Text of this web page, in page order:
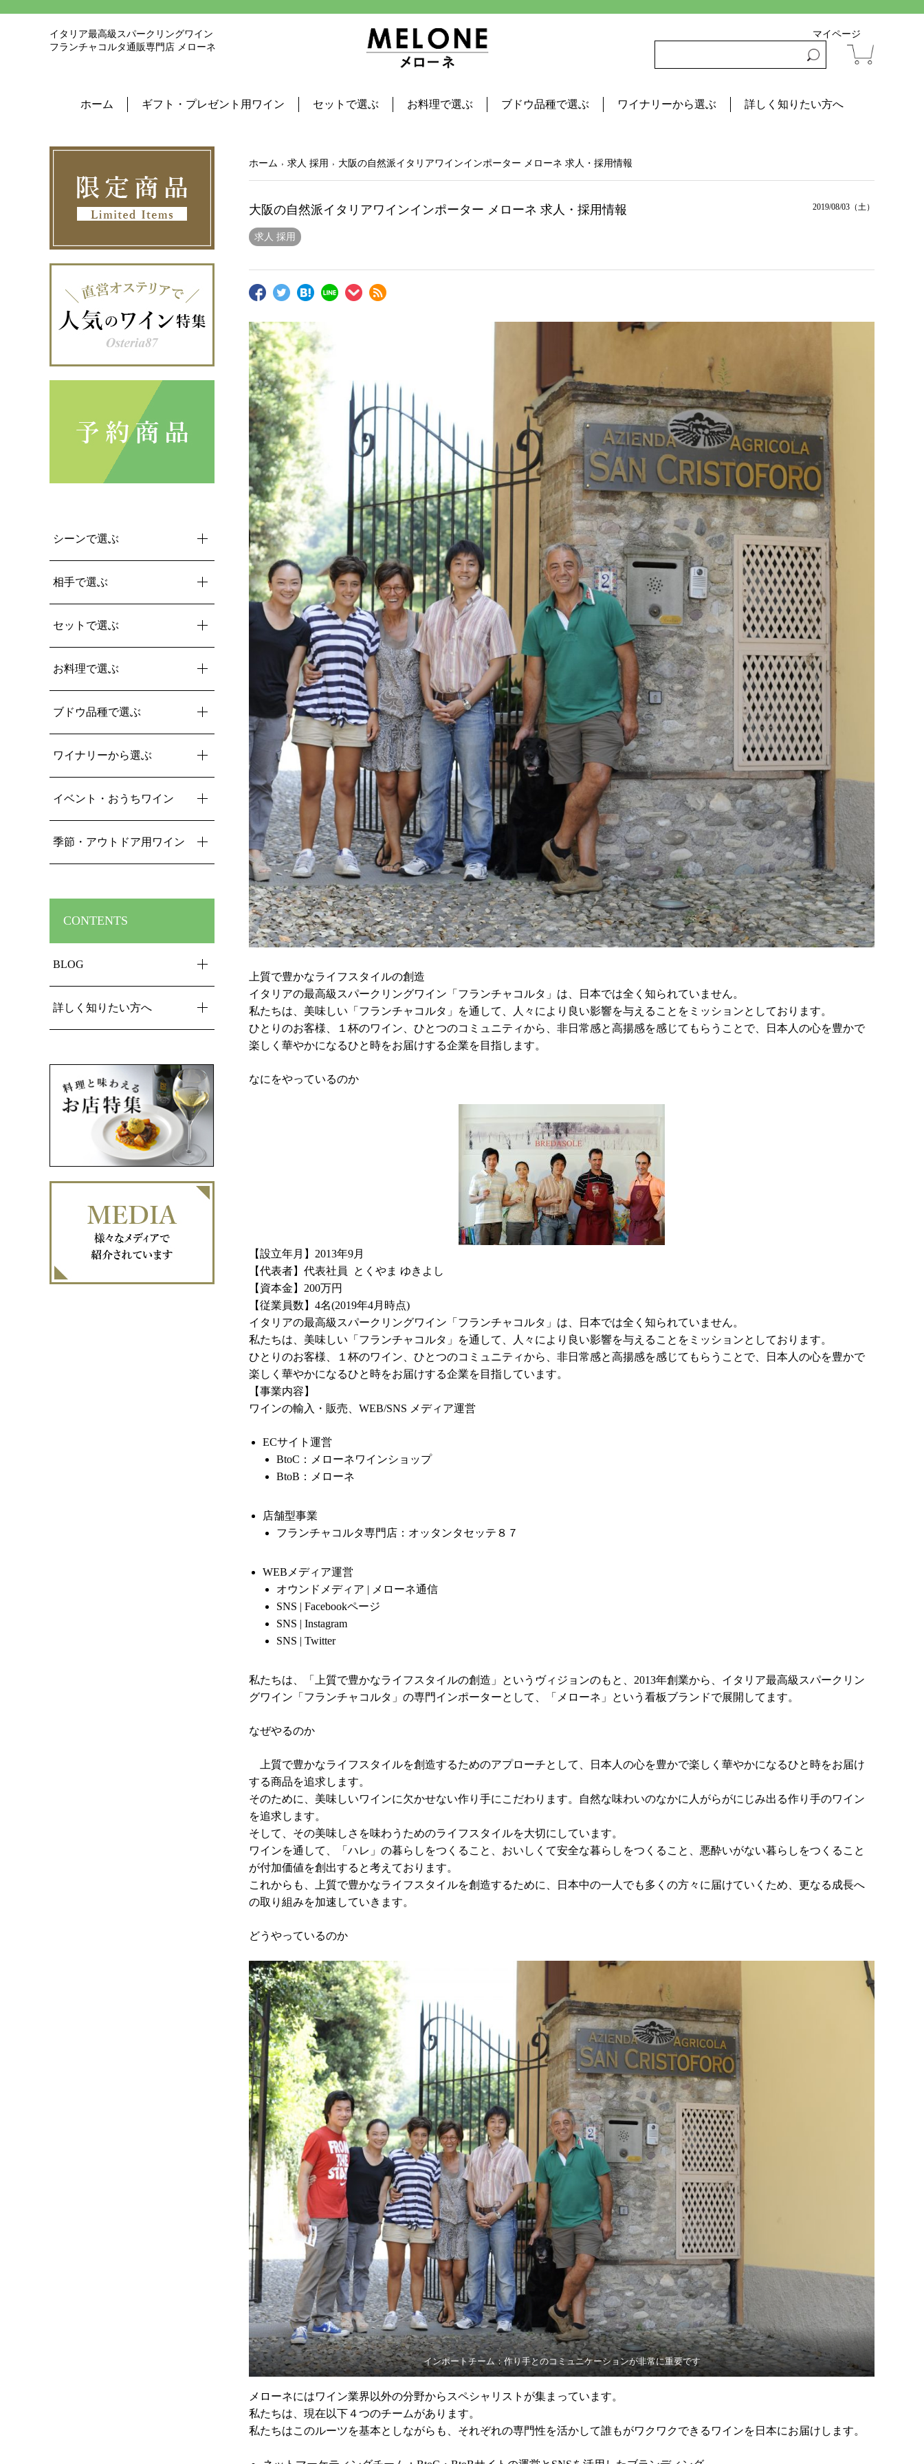
イタリア最高級スパークリングワイン
フランチャコルタ通販専門店 メローネ
マイページ
ホーム ギフト・プレゼント用ワイン セットで選ぶ お料理で選ぶ ブドウ品種で選ぶ ワイナリーから選ぶ 詳しく知りたい方へ
ホーム 求人 採用 大阪の自然派イタリアワインインポーター メローネ 求人・採用情報
大阪の自然派イタリアワインインポーター メローネ 求人・採用情報 2019/08/03（土）
求人 採用
上質で豊かなライフスタイルの創造
イタリアの最高級スパークリングワイン「フランチャコルタ」は、日本では全く知られていません。
私たちは、美味しい「フランチャコルタ」を通して、人々により良い影響を与えることをミッションとしております。
ひとりのお客様、１杯のワイン、ひとつのコミュニティから、非日常感と高揚感を感じてもらうことで、日本人の心を豊かで
楽しく華やかになるひと時をお届けする企業を目指します。
なにをやっているのか
【設立年月】2013年9月
【代表者】代表社員 とくやま ゆきよし
【資本金】200万円
【従業員数】4名(2019年4月時点)
イタリアの最高級スパークリングワイン「フランチャコルタ」は、日本では全く知られていません。
私たちは、美味しい「フランチャコルタ」を通して、人々により良い影響を与えることをミッションとしております。
ひとりのお客様、１杯のワイン、ひとつのコミュニティから、非日常感と高揚感を感じてもらうことで、日本人の心を豊かで
楽しく華やかになるひと時をお届けする企業を目指しています。
【事業内容】
ワインの輸入・販売、WEB/SNS メディア運営
ECサイト運営
BtoC：
メローネワインショップ
BtoB：
メローネ
店舗型事業
フランチャコルタ専門店： オッタンタセッテ８７
WEBメディア運営
オウンドメディア | メローネ通信
SNS | Facebookページ
SNS | Instagram
SNS | Twitter
私たちは、「上質で豊かなライフスタイルの創造」というヴィジョンのもと、2013年創業から、イタリア最高級スパークリン
グワイン「フランチャコルタ」の専門インポーターとして、「メローネ」という看板ブランドで展開してます。
なぜやるのか
上質で豊かなライフスタイルを創造するためのアプローチとして、日本人の心を豊かで楽しく華やかになるひと時をお届け
する商品を追求します。
そのために、美味しいワインに欠かせない作り手にこだわります。自然な味わいのなかに人がらがにじみ出る作り手のワイン
を追求します。
そして、その美味しさを味わうためのライフスタイルを大切にしています。
ワインを通して、「ハレ」の暮らしをつくること、おいしくて安全な暮らしをつくること、悪酔いがない暮らしをつくること
が付加価値を創出すると考えております。
これからも、上質で豊かなライフスタイルを創造するために、日本中の一人でも多くの方々に届けていくため、更なる成長へ
の取り組みを加速していきます。
どうやっているのか
インポートチーム：作り手とのコミュニケーションが非常に重要です
メローネにはワイン業界以外の分野からスペシャリストが集まっています。
私たちは、現在以下４つのチームがあります。
私たちはこのルーツを基本としながらも、それぞれの専門性を活かして誰もがワクワクできるワインを日本にお届けします。
シーンで選ぶ
相手で選ぶ
セットで選ぶ
お料理で選ぶ
ブドウ品種で選ぶ
ワイナリーから選ぶ
イベント・おうちワイン
季節・アウトドア用ワイン
CONTENTS
BLOG
詳しく知りたい方へ